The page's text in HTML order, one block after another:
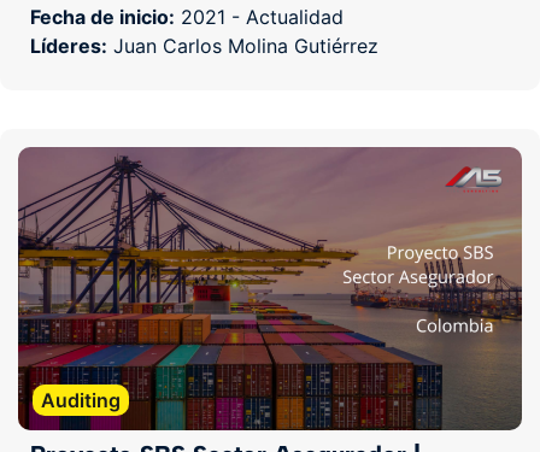
Fecha de inicio: 2021 - Actualidad
Líderes: Juan Carlos Molina Gutiérrez
Auditing